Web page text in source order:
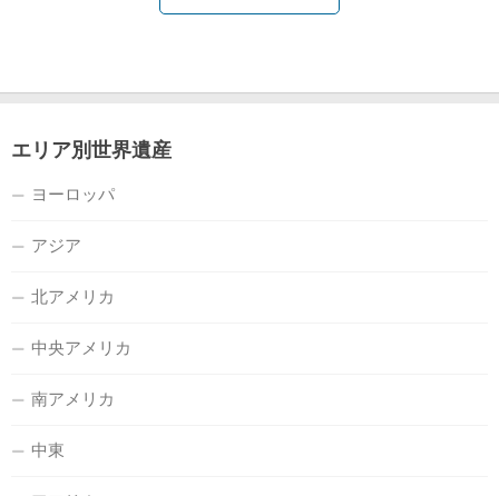
エリア別世界遺産
ヨーロッパ
アジア
北アメリカ
中央アメリカ
南アメリカ
中東